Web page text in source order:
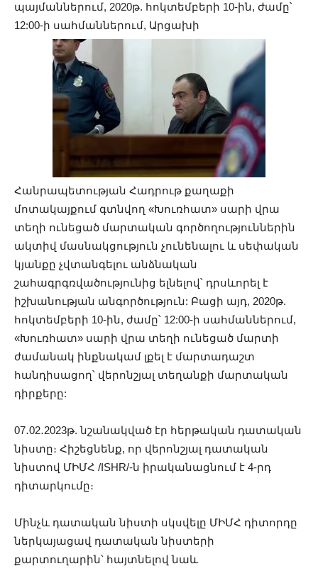
պայմաններում, 2020թ. հոկտեմբերի 10-ին, ժամը՝
12:00-ի սահմաններում, Արցախի
Հանրապետության Հադրութ քաղաքի
մոտակայքում գտնվող «Խուռհատ» սարի վրա
տեղի ունեցած մարտական գործողություններին
ակտիվ մասնակցություն չունենալու և սեփական
կյանքը չվտանգելու անձնական
շահագրգռվածությունից ելնելով՝ դրսևորել է
իշխանության անգործություն: Բացի այդ, 2020թ.
հոկտեմբերի 10-ին, ժամը՝ 12:00-ի սահմաններում,
«Խուռհատ» սարի վրա տեղի ունեցած մարտի
ժամանակ ինքնակամ լքել է մարտադաշտ
հանդիսացող՝ վերոնշյալ տեղանքի մարտական
դիրքերը:
07․02․2023թ. նշանակված էր հերթական դատական
նիստը։ Հիշեցնենք, որ վերոնշյալ դատական
նիստով ՄԻՄՀ /ISHR/-ն իրականացնում է 4-րդ
դիտարկումը։
Մինչև դատական նիստի սկսվելը ՄԻՄՀ դիտորդը
ներկայացավ դատական նիստերի
քարտուղարին՝ հայտնելով նաև